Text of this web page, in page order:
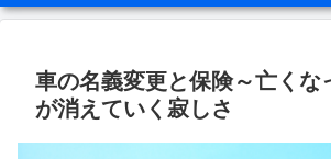
車の名義変更と保険～亡くな
が消えていく寂しさ